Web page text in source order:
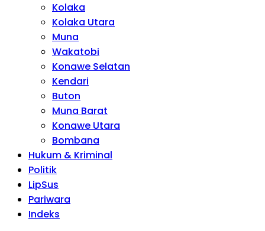
Kolaka
Kolaka Utara
Muna
Wakatobi
Konawe Selatan
Kendari
Buton
Muna Barat
Konawe Utara
Bombana
Hukum & Kriminal
Politik
LipSus
Pariwara
Indeks